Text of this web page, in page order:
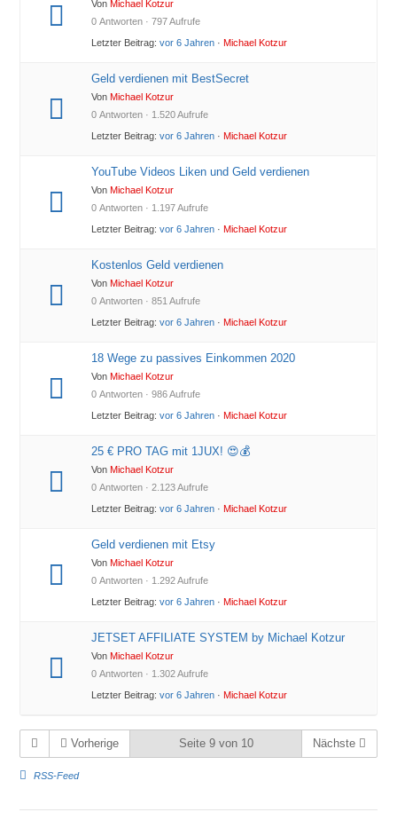
Von Michael Kotzur
0 Antworten · 797 Aufrufe
Letzter Beitrag:vor 6 Jahren ·Michael Kotzur
Geld verdienen mit BestSecret
VonMichael Kotzur
0 Antworten · 1.520 Aufrufe
Letzter Beitrag:vor 6 Jahren ·Michael Kotzur
YouTube Videos Liken und Geld verdienen
VonMichael Kotzur
0 Antworten · 1.197 Aufrufe
Letzter Beitrag:vor 6 Jahren ·Michael Kotzur
Kostenlos Geld verdienen
VonMichael Kotzur
0 Antworten · 851 Aufrufe
Letzter Beitrag:vor 6 Jahren ·Michael Kotzur
18 Wege zu passives Einkommen 2020
VonMichael Kotzur
0 Antworten · 986 Aufrufe
Letzter Beitrag:vor 6 Jahren ·Michael Kotzur
25 € PRO TAG mit 1JUX! 😍💰
VonMichael Kotzur
0 Antworten · 2.123 Aufrufe
Letzter Beitrag:vor 6 Jahren ·Michael Kotzur
Geld verdienen mit Etsy
VonMichael Kotzur
0 Antworten · 1.292 Aufrufe
Letzter Beitrag:vor 6 Jahren ·Michael Kotzur
JETSET AFFILIATE SYSTEM by Michael Kotzur
VonMichael Kotzur
0 Antworten · 1.302 Aufrufe
Letzter Beitrag:vor 6 Jahren ·Michael Kotzur
Vorherige Seite 9 von 10 Nächste
RSS-Feed